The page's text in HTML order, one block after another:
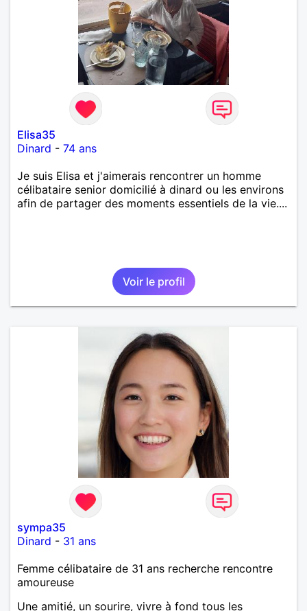
Elisa35
Dinard - 74 ans
Je suis Elisa et j'aimerais rencontrer un homme
célibataire senior domicilié à dinard ou les environs
afin de partager des moments essentiels de la vie....
Voir le profil
sympa35
Dinard - 31 ans
Femme célibataire de 31 ans recherche rencontre
amoureuse
Une amitié, un sourire, vivre à fond tous les